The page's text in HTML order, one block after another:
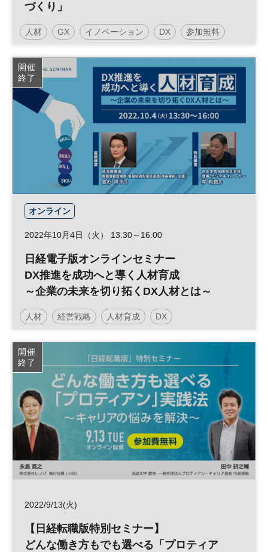
づくり」
人材 GX イノベーション DX 参加無料
日経ビジネスイノベーションフォーラム
開催
終了
オンライン
2022年10月4日（火） 13:30～16:00
日経電子版オンラインセミナー
DX推進を成功へと導く人材育成
～企業の未来を切り拓くDX人材とは～
人材 経営戦略 人材育成 DX
日経オンラインセミナー
開催
終了
2022/9/13(火)
【日経転職版特別セミナー】
どんな働き方もでも選べる「プロティア